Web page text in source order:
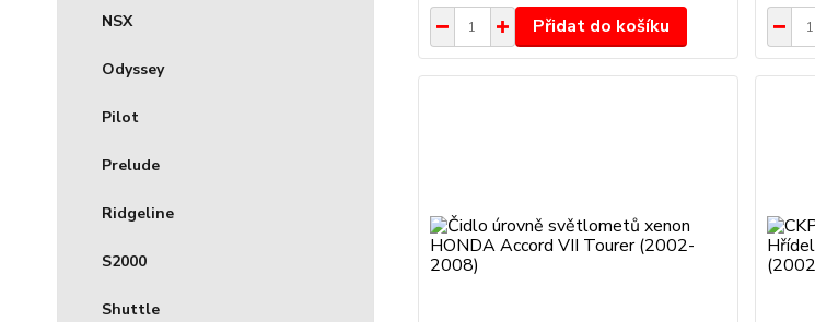
NSX
Odyssey
Pilot
Prelude
Ridgeline
S2000
Shuttle
Přidat do košíku